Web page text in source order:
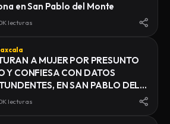
lecturas
A MUJER POR PRESUNTO
Y CONFIESA CON DATOS
EN SAN PABLO DEL
lecturas